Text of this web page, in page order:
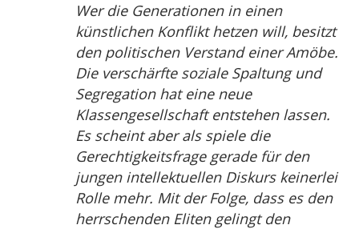
Wer die Generationen in einen
künstlichen Konflikt hetzen will, besitzt
den politischen Verstand einer Amöbe.
Die verschärfte soziale Spaltung und
Segregation hat eine neue
Klassengesellschaft entstehen lassen.
Es scheint aber als spiele die
Gerechtigkeitsfrage gerade für den
jungen intellektuellen Diskurs keinerlei
Rolle mehr. Mit der Folge, dass es den
herrschenden Eliten gelingt den